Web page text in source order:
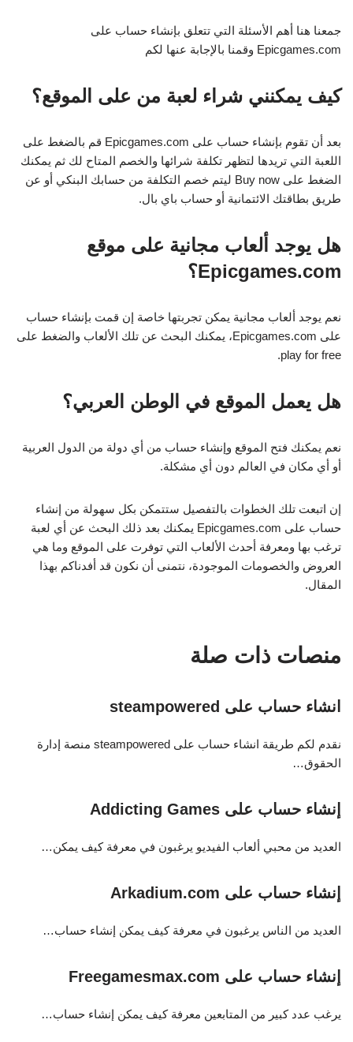
جمعنا هنا أهم الأسئلة التي تتعلق بإنشاء حساب على
Epicgames.com وقمنا بالإجابة عنها لكم
كيف يمكنني شراء لعبة من على الموقع؟
بعد أن تقوم بإنشاء حساب على Epicgames.com قم بالضغط على
اللعبة التي تريدها لتظهر تكلفة شرائها والخصم المتاح لك ثم يمكنك
الضغط على Buy now ليتم خصم التكلفة من حسابك البنكي أو عن
طريق بطاقتك الائتمانية أو حساب باي بال.
هل يوجد ألعاب مجانية على موقع
Epicgames.com؟
نعم يوجد ألعاب مجانية يمكن تجربتها خاصة إن قمت بإنشاء حساب
على Epicgames.com، يمكنك البحث عن تلك الألعاب والضغط على
play for free.
هل يعمل الموقع في الوطن العربي؟
نعم يمكنك فتح الموقع وإنشاء حساب من أي دولة من الدول العربية
أو أي مكان في العالم دون أي مشكلة.
إن اتبعت تلك الخطوات بالتفصيل ستتمكن بكل سهولة من إنشاء
حساب على Epicgames.com يمكنك بعد ذلك البحث عن أي لعبة
ترغب بها ومعرفة أحدث الألعاب التي توفرت على الموقع وما هي
العروض والخصومات الموجودة، نتمنى أن نكون قد أفدناكم بهذا
المقال.
منصات ذات صلة
انشاء حساب على steampowered
نقدم لكم طريقة انشاء حساب على steampowered منصة إدارة
الحقوق…
إنشاء حساب على Addicting Games
العديد من محبي ألعاب الفيديو يرغبون في معرفة كيف يمكن…
إنشاء حساب على Arkadium.com
العديد من الناس يرغبون في معرفة كيف يمكن إنشاء حساب…
إنشاء حساب على Freegamesmax.com
يرغب عدد كبير من المتابعين معرفة كيف يمكن إنشاء حساب…